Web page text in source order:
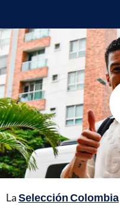
LaSelección Colombia